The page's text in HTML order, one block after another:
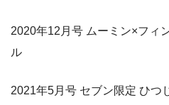
2020年12月号 ムーミン×フィ
ル
2021年5月号 セブン限定 ひつ